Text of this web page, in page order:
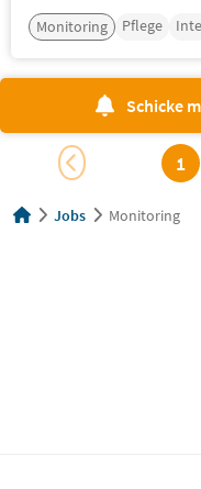
Monitoring Pflege
Schicke
1
Jobs Monitoring